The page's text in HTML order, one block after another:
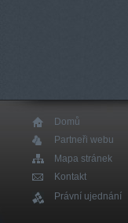
Domů
Partneři webu
Mapa stránek
Kontakt
Právní ujednání